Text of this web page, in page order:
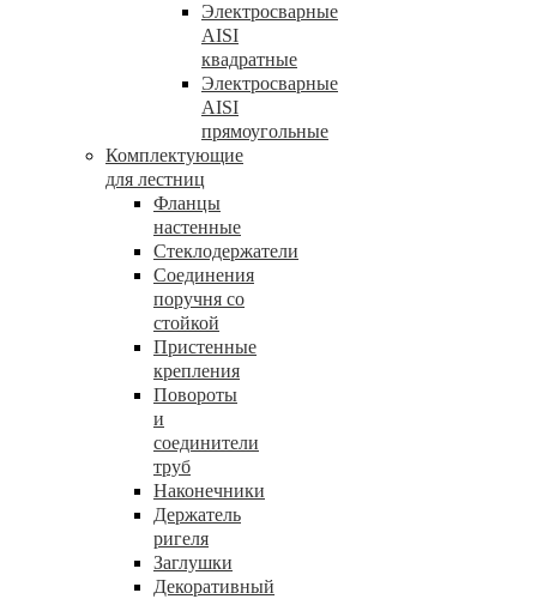
Электросварные
AISI
квадратные
Электросварные
AISI
прямоугольные
Комплектующие
для лестниц
Фланцы
настенные
Стеклодержатели
Соединения
поручня со
стойкой
Пристенные
крепления
Повороты
и
соединители
труб
Наконечники
Держатель
ригеля
Заглушки
Декоративный